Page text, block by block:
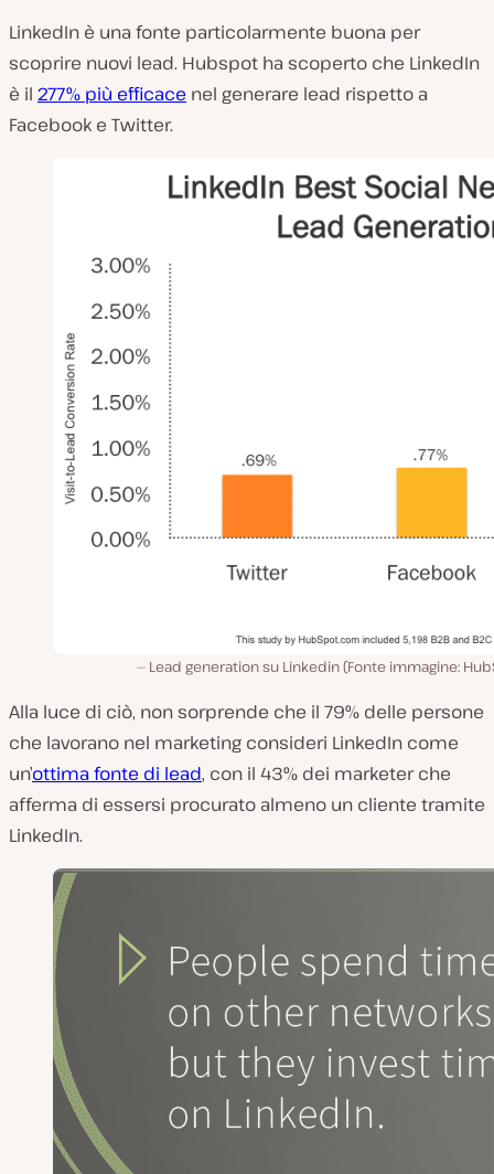
LinkedIn è una fonte particolarmente buona per
scoprire nuovi lead. Hubspot ha scoperto che LinkedIn
è il 277% più efficace nel generare lead rispetto a
Facebook e Twitter.
Lead generation su Linkedin (Fonte immagine:
Alla luce di ciò, non sorprende che il 79% delle persone
che lavorano nel marketing consideri LinkedIn come
un’ottima fonte di lead, con il 43% dei marketer che
afferma di essersi procurato almeno un cliente tramite
LinkedIn.